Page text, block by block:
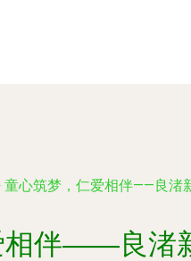
童心筑梦，仁爱相伴——良渚
伴——良渚